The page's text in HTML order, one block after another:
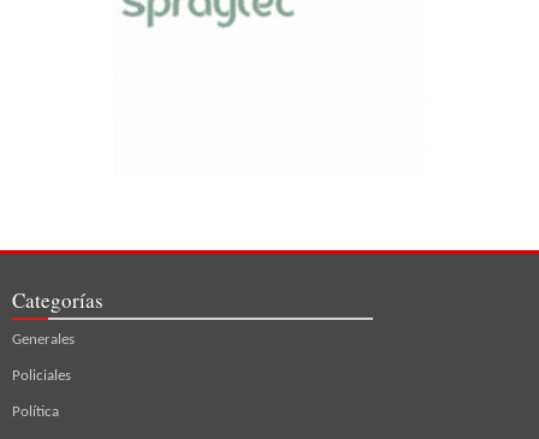
Categorías
Generales
Policiales
Política